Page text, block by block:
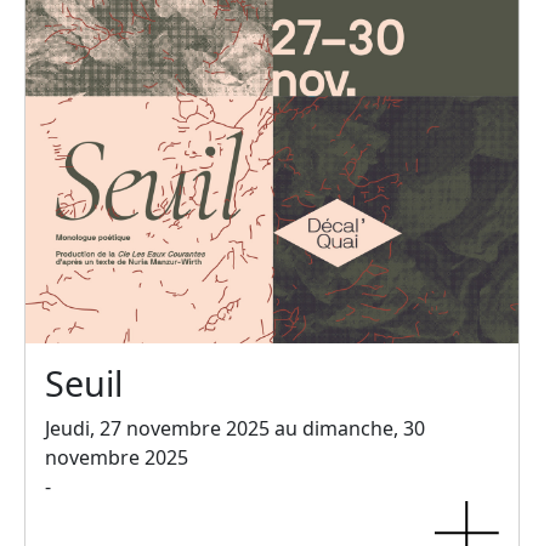
Seuil
Jeudi, 27 novembre 2025 au dimanche, 30
novembre 2025
-